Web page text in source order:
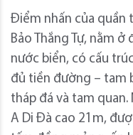
Điểm nhấn của quần
Bảo Thắng Tự, nằm
nước biển, có cấu
đủ tiền đường – tam
tháp đá và tam
A Di Đà cao 21m,